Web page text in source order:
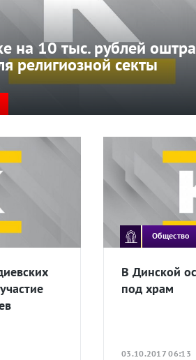
на 10 тыс. рублей
религиозной секты
Общество
В Динской
под храм
03.10.2017 06:13